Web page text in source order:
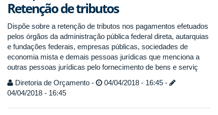
Retenção de tributos
Dispõe sobre a retenção de tributos nos pagamentos efetuados
pelos órgãos da administração pública federal direta, autarquias
e fundações federais, empresas públicas, sociedades de
economia mista e demais pessoas jurídicas que menciona a
outras pessoas jurídicas pelo fornecimento de bens e serviç
Diretoria de Orçamento -
04/04/2018 - 16:45 -
04/04/2018 - 16:45